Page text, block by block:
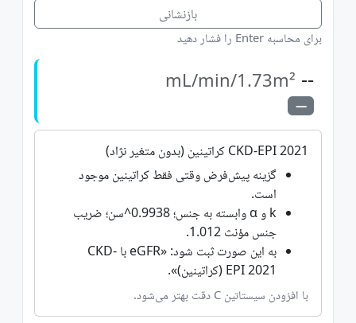
بازنشانی
برای محاسبه Enter را فشار دهید
--
mL/min/1.73m²
—
CKD-EPI 2021 کراتینین (بدون متغیر نژاد)
گزینه پیش‌فرض وقتی فقط کراتینین موجود
است.
k و α وابسته به جنس؛ 0.9938^سن؛ ضریب
جنس مؤنث 1.012.
به این صورت ثبت شود: «eGFR با CKD-
EPI 2021 (کراتینین)».
با افزودن سیستاتین C دقت بهتر می‌شود.